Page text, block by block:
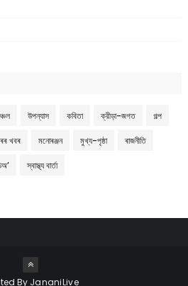
উপন্যাস কবিতা ক্রীড়া-জগত গল্প
খবৰ মনোৰঞ্জন মুখ্য-পৃষ্ঠা ৰাজনীতি
স্বাস্থ্য বাৰ্তা
By JananiLive